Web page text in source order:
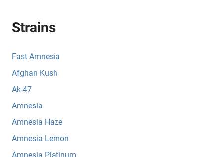
Strains
Fast Amnesia
Afghan Kush
Ak-47
Amnesia
Amnesia Haze
Amnesia Lemon
Amnesia Platinum